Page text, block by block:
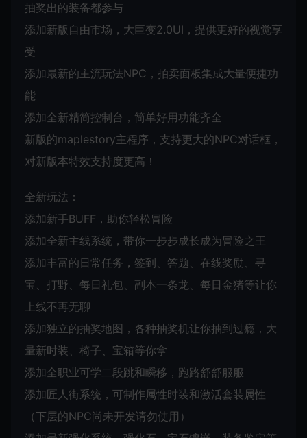
抽奖出的装备都参与
添加新版自由市场，大巨变2.0UI，提供更好的视觉享
受
添加最新的主流玩法NPC，拍卖面板集成大量便捷功
能
添加全新精简控制台，简单好用功能齐全
新版的maplestory主程序，支持更大的NPC对话框，
对新版本特效支持度更高！
全新玩法：
添加新手BUFF，助你轻松冒险
添加全新主线系统，带你一步步成长成为冒险之王
添加丰富的日常任务，签到、答题、在线奖励、寻
宝、打野、每日礼包、副本一条龙、每日金猪等让你
上线不再无聊
添加独立的抽奖地图，各种抽奖机让你抽到过瘾，大
量新时装、椅子、宝箱等你拿
添加全职业可学二段跳和瞬移，跑路舒舒服服
添加匠人街系统，可制作属性时装和激活套装属性
（下层的NPC尚未开发请勿使用）